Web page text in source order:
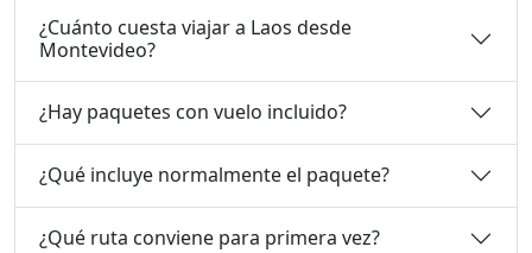
¿Cuánto cuesta viajar a Laos desde
Montevideo?
¿Hay paquetes con vuelo incluido?
¿Qué incluye normalmente el paquete?
¿Qué ruta conviene para primera vez?